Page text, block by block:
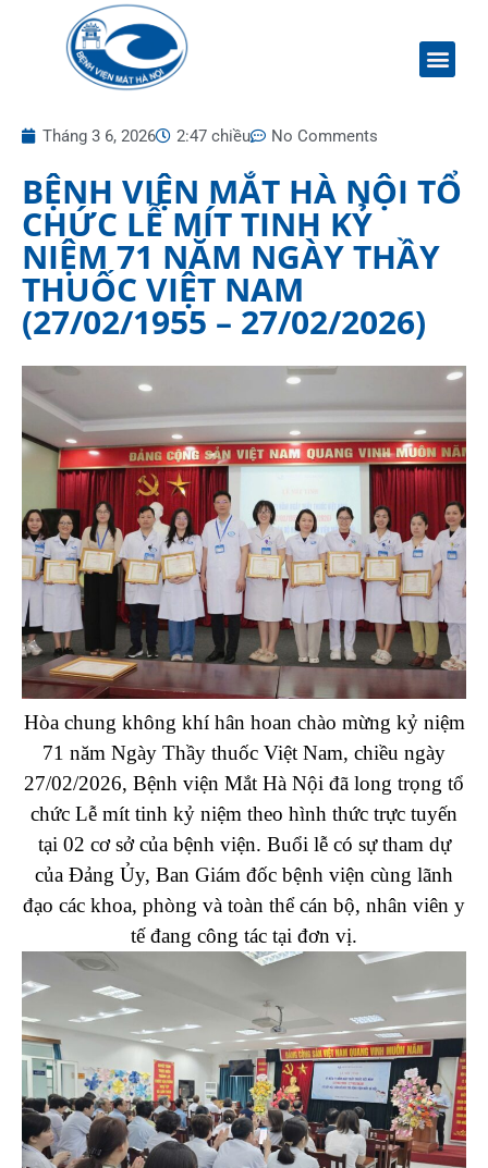
Tháng 3 6, 2026 2:47 chiều No Comments
BỆNH VIỆN MẮT HÀ NỘI TỔ
CHỨC LỄ MÍT TINH KỶ
NIỆM 71 NĂM NGÀY THẦY
THUỐC VIỆT NAM
(27/02/1955 – 27/02/2026)
Hòa chung không khí hân hoan chào mừng kỷ niệm
71 năm Ngày Thầy thuốc Việt Nam, chiều ngày
27/02/2026, Bệnh viện Mắt Hà Nội đã long trọng tổ
chức Lễ mít tinh kỷ niệm theo hình thức trực tuyến
tại 02 cơ sở của bệnh viện. Buổi lễ có sự tham dự
của Đảng Ủy, Ban Giám đốc bệnh viện cùng lãnh
đạo các khoa, phòng và toàn thể cán bộ, nhân viên y
tế đang công tác tại đơn vị.